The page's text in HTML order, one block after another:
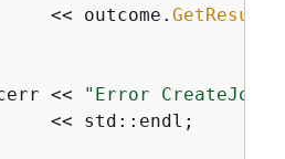
<< outcome.
GetResult
<<
"Error CreateJob
<< std::endl;